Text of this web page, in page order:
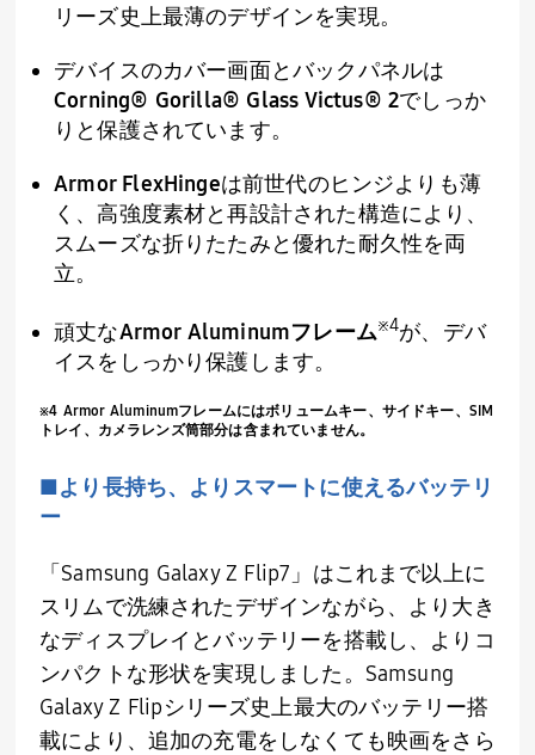
リーズ史上最薄のデザインを実現。
デバイスのカバー画面とバックパネルは
Corning® Gorilla® Glass Victus® 2でしっか
りと保護されています。
Armor FlexHingeは前世代のヒンジよりも薄
く、高強度素材と再設計された構造により、
スムーズな折りたたみと優れた耐久性を両
立。
頑丈なArmor Aluminumフレーム※4が、デバ
イスをしっかり保護します。
※4 Armor Aluminumフレームにはボリュームキー、サイドキー、 SIM
トレイ、カメラレンズ筒部分は含まれていません。
■より長持ち、よりスマートに使えるバッテリ
ー
「 Samsung Galaxy Z Flip7 」はこれまで以上に
スリムで洗練されたデザインながら、より大き
なディスプレイとバッテリーを搭載し、よりコ
ンパクトな形状を実現しました。 Samsung
Galaxy Z Flipシリーズ史上最大のバッテリー搭
載により、追加の充電をしなくても映画をさら